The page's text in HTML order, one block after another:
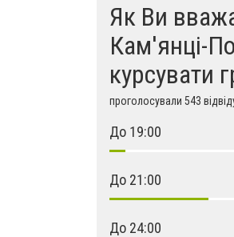
Як Ви
Кам'янці-
курсувати
проголосували 543
До 19:00
До 21:00
До 24:00